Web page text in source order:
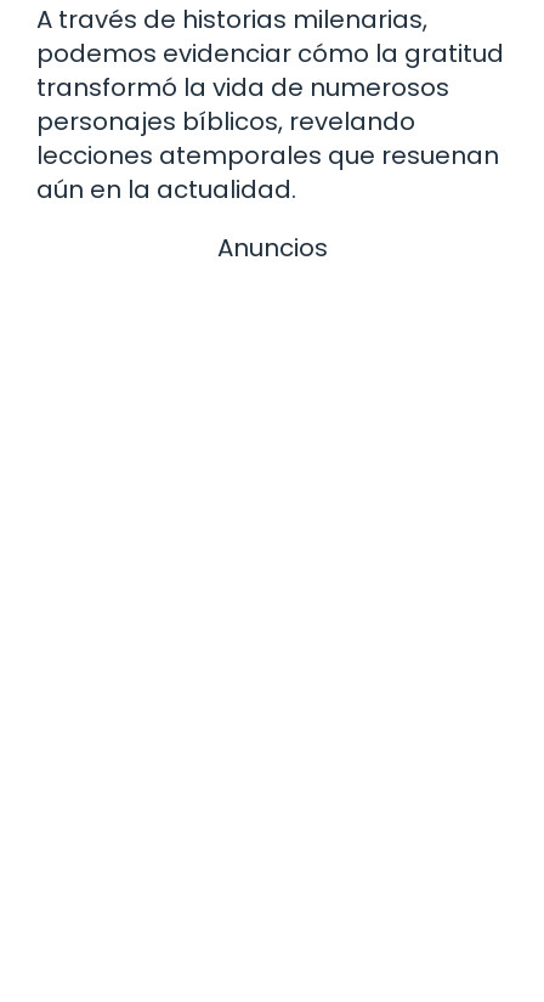
A través de historias milenarias,
podemos evidenciar cómo la gratitud
transformó la vida de numerosos
personajes bíblicos, revelando
lecciones atemporales que resuenan
aún en la actualidad.
Anuncios